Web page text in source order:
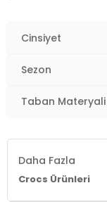
Cinsiyet
Sezon
Taban Materyali
Daha Fazla
Crocs Ürünleri